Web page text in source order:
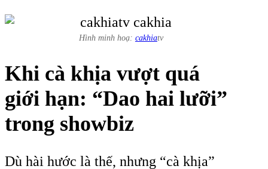
Hình minh hoạ: cakhiatv
Khi cà khịa vượt quá
giới hạn: “Dao hai lưỡi”
trong showbiz
Dù hài hước là thế, nhưng “cà khịa”